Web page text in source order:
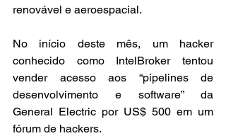
renovável e aeroespacial.
No início deste mês, um hacker
conhecido como IntelBroker tentou
vender acesso aos “pipelines de
desenvolvimento e software” da
General Electric por US$ 500 em um
fórum de hackers.